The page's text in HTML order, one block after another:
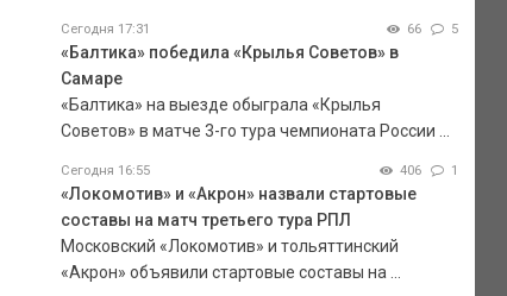
Сегодня 17:31 66 5
«Балтика» победила «Крылья Советов» в
Самаре
«Балтика» на выезде обыграла «Крылья
Советов» в матче 3-го тура чемпионата России ...
Сегодня 16:55 406 1
«Локомотив» и «Акрон» назвали стартовые
составы на матч третьего тура РПЛ
Московский «Локомотив» и тольяттинский
«Акрон» объявили стартовые составы на ...